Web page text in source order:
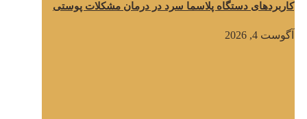
کاربردهای دستگاه پلاسما سرد در درمان مشکلات پوستی
آگوست 4, 2026